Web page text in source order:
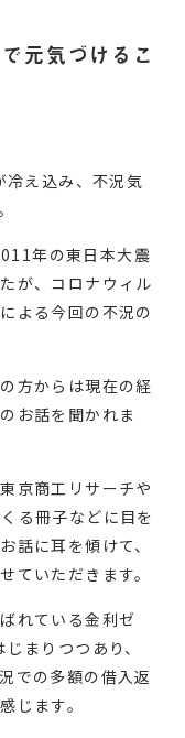
元気づけるこ
え込み、不況気
年の東日本大震
が、コロナウィル
よる今回の不況の
方からは現在の経
お話を聞かれま
京商工リサーチや
る冊子などに目を
話に耳を傾けて、
ていただきます。
れている金利ゼ
まりつつあり、
での多額の借入返
じます。